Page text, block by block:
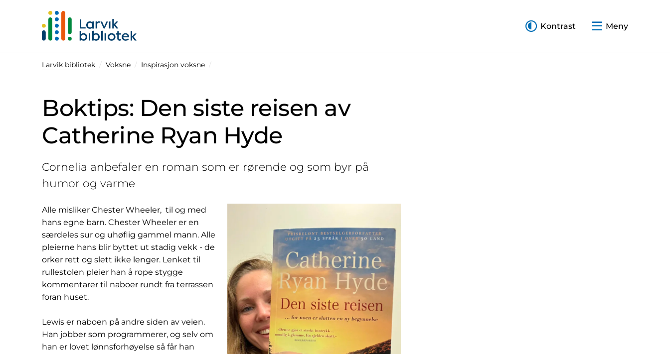
Kontrast Meny
Larvik bibliotek Voksne Inspirasjon voksne
Boktips: Den siste reisen av
Catherine Ryan Hyde
Cornelia anbefaler en roman som er rørende og som byr på
humor og varme
Alle misliker Chester Wheeler, til og med
hans egne barn. Chester Wheeler er en
særdeles sur og uhøflig gammel mann. Alle
pleierne hans blir byttet ut stadig vekk - de
orker rett og slett ikke lenger. Lenket til
rullestolen pleier han å rope stygge
kommentarer til naboer rundt fra terrassen
foran huset.
Lewis er naboen på andre siden av veien.
Han jobber som programmerer, og selv om
han er lovet lønnsforhøyelse så får han